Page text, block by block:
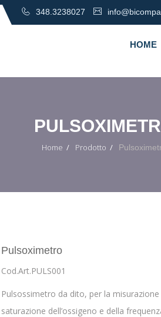
348.3238027
HOME
Home Prodotto
Pulsoximetro
Cod.Art.PULS001
Pulsossimetro da dito, per la misurazione
saturazione dell’ossigeno e della